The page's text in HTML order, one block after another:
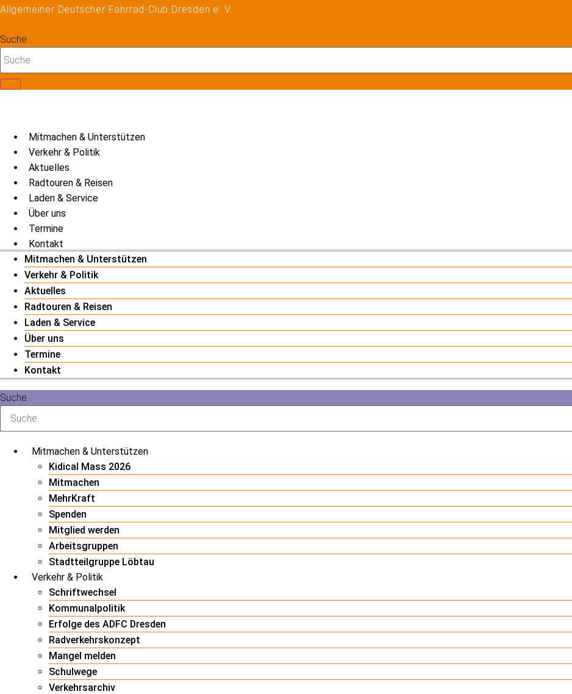
Zum
springen
Allgemeiner Deutscher Fahrrad-Club Dresden e. V.
Suche
Mitmachen & Unterstützen
Verkehr & Politik
Aktuelles
Radtouren & Reisen
Laden & Service
Über uns
Termine
Kontakt
Mitmachen & Unterstützen
Verkehr & Politik
Aktuelles
Radtouren & Reisen
Laden & Service
Über uns
Termine
Kontakt
Suche
Mitmachen & Unterstützen
Kidical Mass 2026
Mitmachen
MehrKraft
Spenden
Mitglied werden
Arbeitsgruppen
Stadtteilgruppe Löbtau
Verkehr & Politik
Schriftwechsel
Kommunalpolitik
Erfolge des ADFC Dresden
Radverkehrskonzept
Mangel melden
Schulwege
Verkehrsarchiv